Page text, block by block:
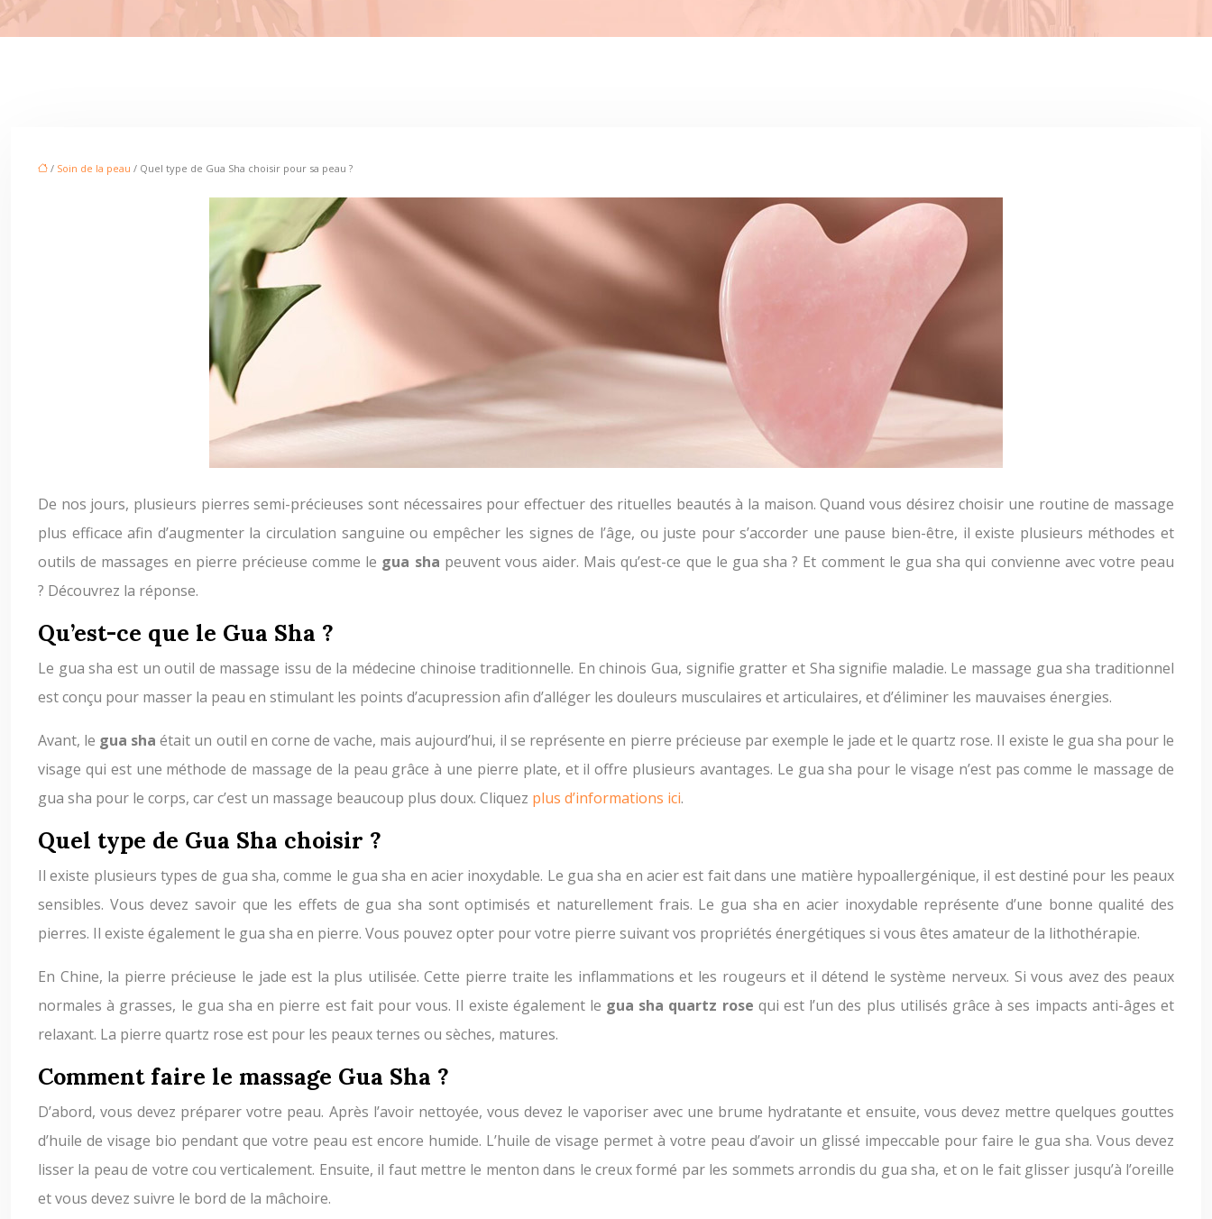
/ Soin de la peau / Quel type de Gua Sha choisir pour sa peau ?
De nos jours, plusieurs pierres semi-précieuses sont nécessaires pour effectuer des rituelles beautés à la maison. Quand vous désirez choisir une routine de massage
plus efficace afin d’augmenter la circulation sanguine ou empêcher les signes de l’âge, ou juste pour s’accorder une pause bien-être, il existe plusieurs méthodes et
outils de massages en pierre précieuse comme le gua sha peuvent vous aider. Mais qu’est-ce que le gua sha ? Et comment le gua sha qui convienne avec votre peau
? Découvrez la réponse.
Qu’est-ce que le Gua Sha ?
Le gua sha est un outil de massage issu de la médecine chinoise traditionnelle. En chinois Gua, signifie gratter et Sha signifie maladie. Le massage gua sha traditionnel
est conçu pour masser la peau en stimulant les points d’acupression afin d’alléger les douleurs musculaires et articulaires, et d’éliminer les mauvaises énergies.
Avant, le gua sha était un outil en corne de vache, mais aujourd’hui, il se représente en pierre précieuse par exemple le jade et le quartz rose. Il existe le gua sha pour le
visage qui est une méthode de massage de la peau grâce à une pierre plate, et il offre plusieurs avantages. Le gua sha pour le visage n’est pas comme le massage de
gua sha pour le corps, car c’est un massage beaucoup plus doux. Cliquez plus d’informations ici.
Quel type de Gua Sha choisir ?
Il existe plusieurs types de gua sha, comme le gua sha en acier inoxydable. Le gua sha en acier est fait dans une matière hypoallergénique, il est destiné pour les peaux
sensibles. Vous devez savoir que les effets de gua sha sont optimisés et naturellement frais. Le gua sha en acier inoxydable représente d’une bonne qualité des
pierres. Il existe également le gua sha en pierre. Vous pouvez opter pour votre pierre suivant vos propriétés énergétiques si vous êtes amateur de la lithothérapie.
En Chine, la pierre précieuse le jade est la plus utilisée. Cette pierre traite les inflammations et les rougeurs et il détend le système nerveux. Si vous avez des peaux
normales à grasses, le gua sha en pierre est fait pour vous. Il existe également le gua sha quartz rose qui est l’un des plus utilisés grâce à ses impacts anti-âges et
relaxant. La pierre quartz rose est pour les peaux ternes ou sèches, matures.
Comment faire le massage Gua Sha ?
D’abord, vous devez préparer votre peau. Après l’avoir nettoyée, vous devez le vaporiser avec une brume hydratante et ensuite, vous devez mettre quelques gouttes
d’huile de visage bio pendant que votre peau est encore humide. L’huile de visage permet à votre peau d’avoir un glissé impeccable pour faire le gua sha. Vous devez
lisser la peau de votre cou verticalement. Ensuite, il faut mettre le menton dans le creux formé par les sommets arrondis du gua sha, et on le fait glisser jusqu’à l’oreille
et vous devez suivre le bord de la mâchoire.